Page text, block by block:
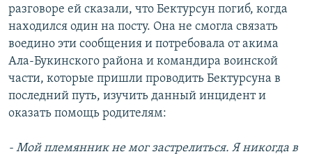
разговоре ей сказали, что Бектурсун погиб, когда
находился один на посту. Она не смогла связать
воедино эти сообщения и потребовала от акима
Ала-Букинского района и командира воинской
части, которые пришли проводить Бектурсуна в
последний путь, изучить данный инцидент и
оказать помощь родителям:
- Мой племянник не мог застрелиться. Я никогда в